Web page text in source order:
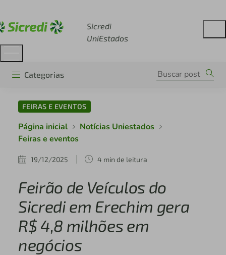
Sicredi
UniEstados
Categorias
FEIRAS E EVENTOS
Página inicial
Notícias Uniestados
Feiras e eventos
19/12/2025 4 min de leitura
Feirão de Veículos do
Sicredi em Erechim gera
R$ 4,8 milhões em
negócios